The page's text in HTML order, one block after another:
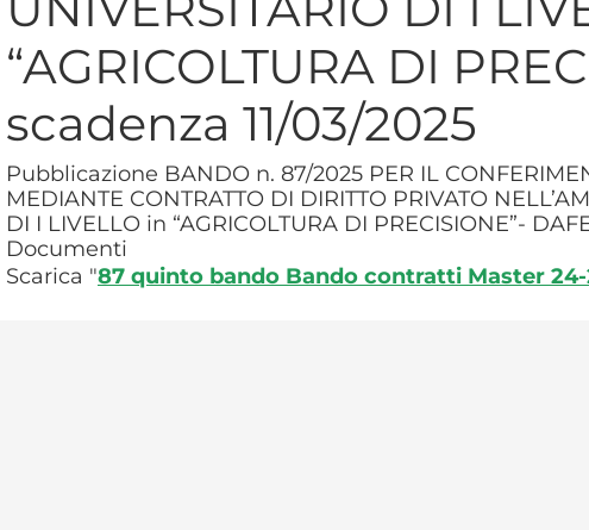
“AGRICOLTURA DI
scadenza 11/03/2025
Pubblicazione BANDO n. 87/2025 PER IL
MEDIANTE CONTRATTO DI DIRITTO PRIVATO
DI I LIVELLO in “AGRICOLTURA DI PRECISIONE”-
Documenti
Scarica "87 quinto bando Bando contratti Master 24-